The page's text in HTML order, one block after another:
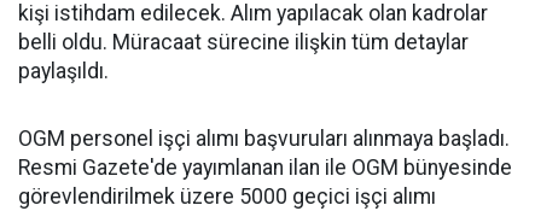
kişi istihdam edilecek. Alım yapılacak olan kadrolar
belli oldu. Müracaat sürecine ilişkin tüm detaylar
paylaşıldı.
OGM personel işçi alımı başvuruları alınmaya başladı.
Resmi Gazete'de yayımlanan ilan ile OGM bünyesinde
görevlendirilmek üzere 5000 geçici işçi alımı